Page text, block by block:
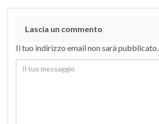
Lascia un commento
Il tuo indirizzo email non sarà pubblicato.